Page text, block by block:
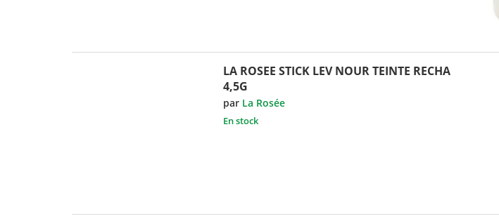
LA ROSEE STICK LEV NOUR TEINTE RECHA
4,5G
par La Rosée
En stock